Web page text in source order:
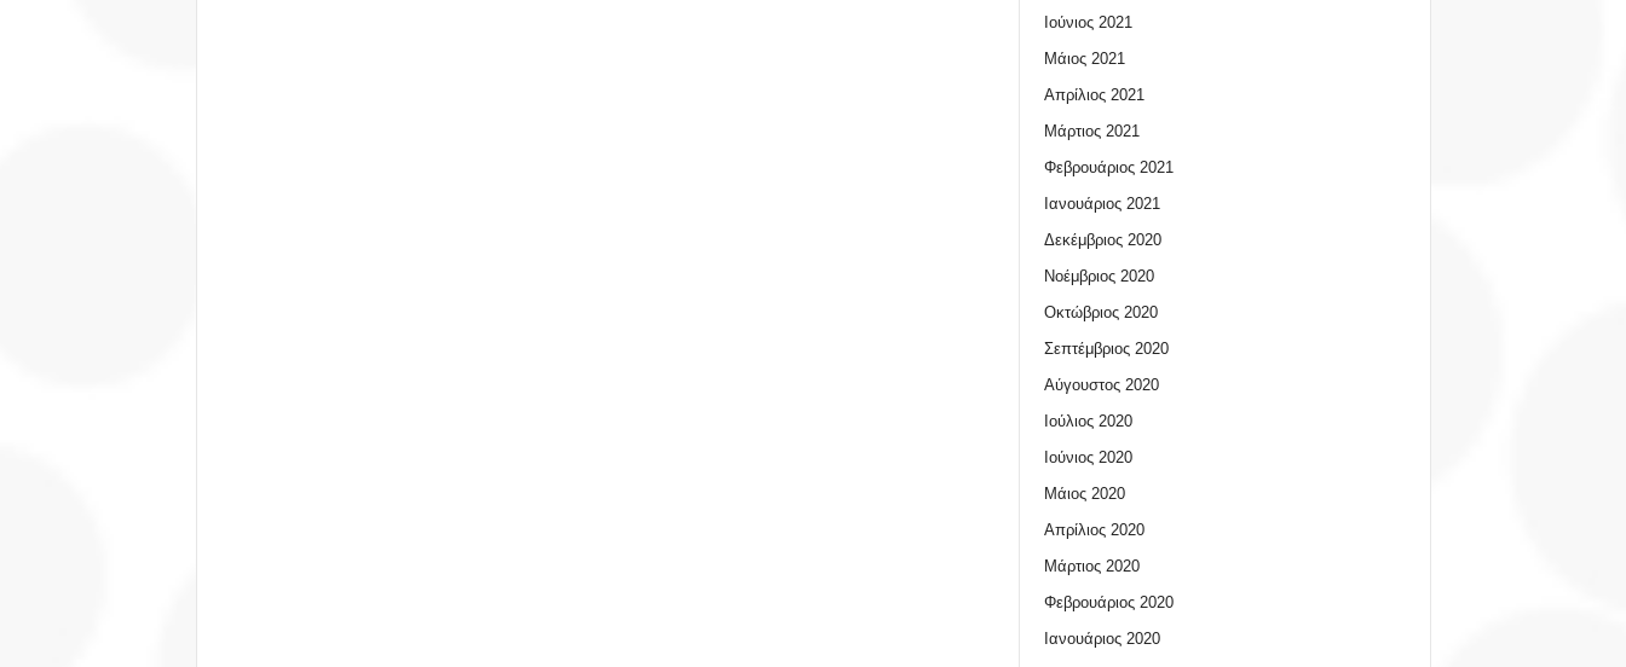
Ιούνιος 2021
Μάιος 2021
Απρίλιος 2021
Μάρτιος 2021
Φεβρουάριος 2021
Ιανουάριος 2021
Δεκέμβριος 2020
Νοέμβριος 2020
Οκτώβριος 2020
Σεπτέμβριος 2020
Αύγουστος 2020
Ιούλιος 2020
Ιούνιος 2020
Μάιος 2020
Απρίλιος 2020
Μάρτιος 2020
Φεβρουάριος 2020
Ιανουάριος 2020